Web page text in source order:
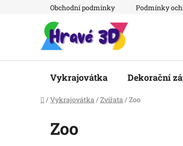
Obchodní podmínky Podmínky
Vykrajovátka Dekorační
Domů
/ Vykrajovátka / Zvířata / Zoo
Zoo